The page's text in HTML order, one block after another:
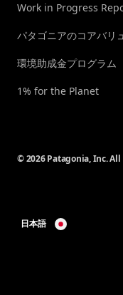
Work in Progress
パタゴニアのコアバリ
環境助成金プログラム
1% for the Planet
© 2026 Patagonia, Inc.
日本語